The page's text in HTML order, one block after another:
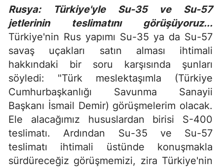
Rusya: Türkiye'yle Su-35 ve Su-57
jetlerinin teslimatını görüşüyoruz...
Türkiye'nin Rus yapımı Su-35 ya da Su-57
savaş uçakları satın alması ihtimali
hakkındaki bir soru karşısında şunları
söyledi: "Türk meslektaşımla (Türkiye
Cumhurbaşkanlığı Savunma Sanayii
Başkanı İsmail Demir) görüşmelerim olacak.
Ele alacağımız hususlardan birisi S-400
teslimatı. Ardından Su-35 ve Su-57
teslimatı ihtimali üstünde konuşmakla
sürdüreceğiz görüşmemizi, zira Türkiye'nin